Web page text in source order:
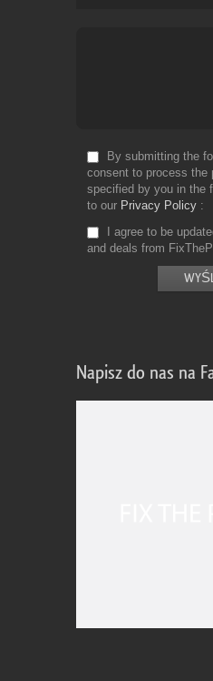
By submitting the
consent to process the
specified by you in the
to our Privacy Policy
I agree to be
and deals from
Napisz do nas na